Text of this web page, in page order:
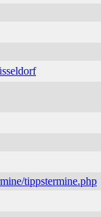
tippstermine.php